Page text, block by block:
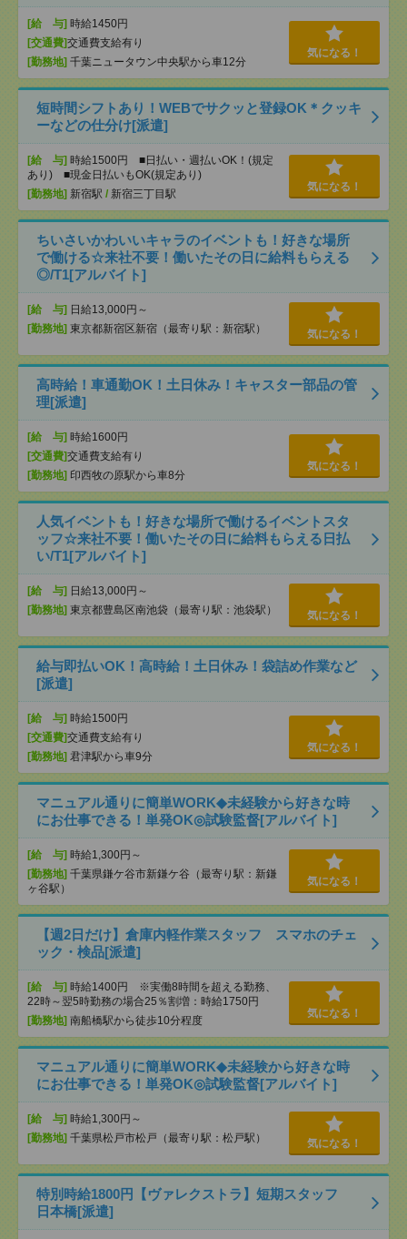
[給 与] 時給1450円
[交通費]交通費支給有り
[勤務地] 千葉ニュータウン中央駅から車12分
気になる！
短時間シフトあり！WEBでサクッと登録OK＊クッキ
ーなどの仕分け[派遣]
[給 与] 時給1500円 ■日払い・週払いOK！(規定
あり) ■現金日払いもOK(規定あり)
[勤務地] 新宿駅 / 新宿三丁目駅
気になる！
ちいさいかわいいキャラのイベントも！好きな場所
で働ける☆来社不要！働いたその日に給料もらえる
◎/T1[アルバイト]
[給 与] 日給13,000円～
[勤務地] 東京都新宿区新宿（最寄り駅：新宿駅） 気になる！
高時給！車通勤OK！土日休み！キャスター部品の管
理[派遣]
[給 与] 時給1600円
[交通費]交通費支給有り
[勤務地] 印西牧の原駅から車8分
気になる！
人気イベントも！好きな場所で働けるイベントスタ
ッフ☆来社不要！働いたその日に給料もらえる日払
い/T1[アルバイト]
[給 与] 日給13,000円～
[勤務地] 東京都豊島区南池袋（最寄り駅：池袋駅） 気になる！
給与即払いOK！高時給！土日休み！袋詰め作業など
[派遣]
[給 与] 時給1500円
[交通費]交通費支給有り
[勤務地] 君津駅から車9分
気になる！
マニュアル通りに簡単WORK◆未経験から好きな時
にお仕事できる！単発OK◎試験監督[アルバイト]
[給 与] 時給1,300円～
[勤務地] 千葉県鎌ケ谷市新鎌ケ谷（最寄り駅：新鎌
ヶ谷駅）
気になる！
【週2日だけ】倉庫内軽作業スタッフ スマホのチェ
ック・検品[派遣]
[給 与] 時給1400円 ※実働8時間を超える勤務、
22時～翌5時勤務の場合25％割増：時給1750円
[勤務地] 南船橋駅から徒歩10分程度
気になる！
マニュアル通りに簡単WORK◆未経験から好きな時
にお仕事できる！単発OK◎試験監督[アルバイト]
[給 与] 時給1,300円～
[勤務地] 千葉県松戸市松戸（最寄り駅：松戸駅） 気になる！
特別時給1800円【ヴァレクストラ】短期スタッフ
日本橋[派遣]